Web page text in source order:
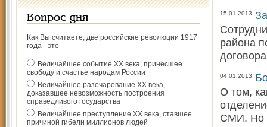
Вопрос дня
Как Вы считаете, две российские революции 1917
года - это
Величайшее событие ХХ века, принёсшее
свободу и счастье народам России
Величайшее разочарование ХХ века,
доказавшее невозможность построения
справедливого государства
Величайшее преступление ХХ века, ставшее
причиной гибели миллионов людей
15.01.2013
района
04.01.2013
О том,
СМИ. Но